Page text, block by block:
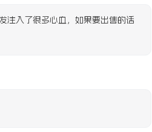
注入了很多心血，如果要出售的话